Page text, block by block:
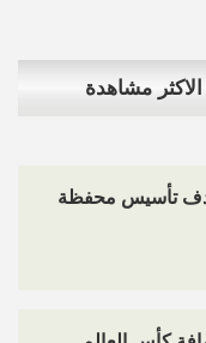
الاكثر مشاهدة
تأسيس محفظة